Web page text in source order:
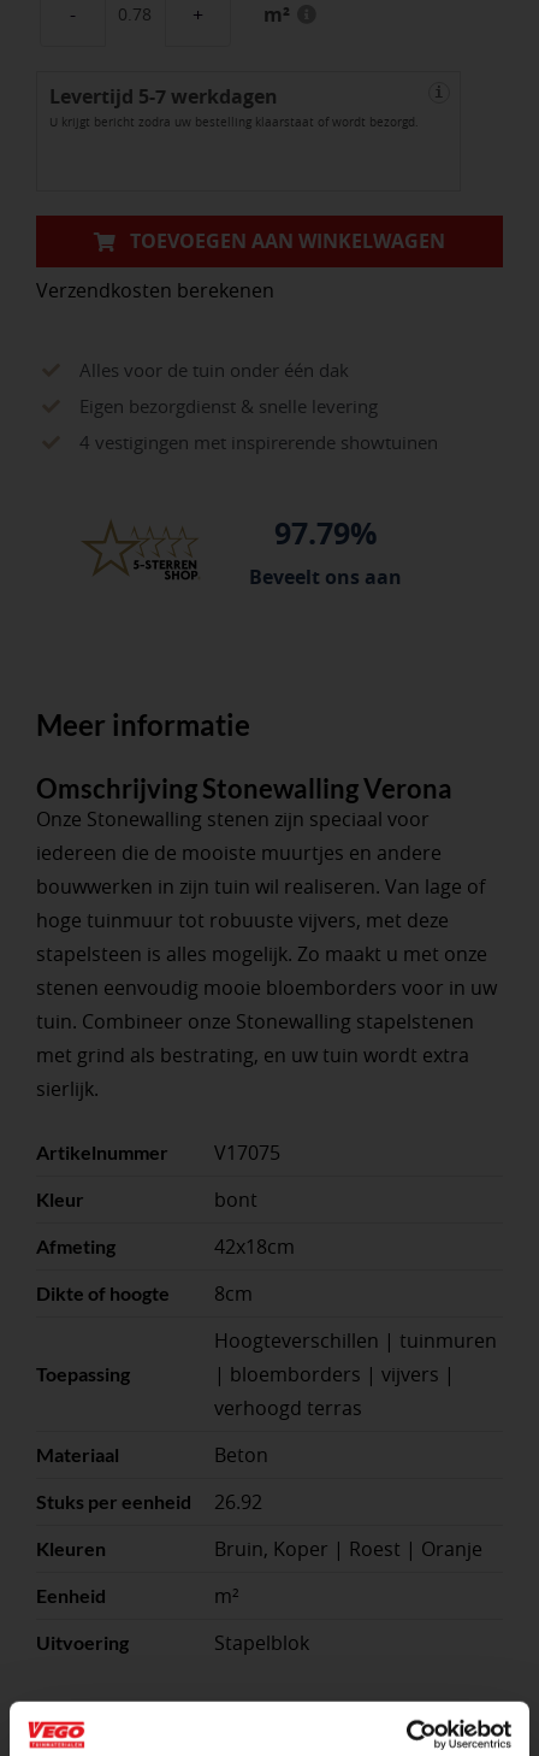
Stonewalling
aantal
m²
Levertijd 5-7 werkdagen
U krijgt bericht zodra uw bestelling klaarstaat of wordt bezorgd.
i
TOEVOEGEN AAN WINKELWAGEN
Verzendkosten berekenen
Alles voor de tuin onder één dak
Eigen bezorgdienst & snelle levering
4 vestigingen met inspirerende showtuinen
97.79%
Beveelt ons aan
Meer informatie
Omschrijving Stonewalling Verona
Onze Stonewalling stenen zijn speciaal voor
iedereen die de mooiste muurtjes en andere
bouwwerken in zijn tuin wil realiseren. Van lage of
hoge tuinmuur tot robuuste vijvers, met deze
stapelsteen is alles mogelijk. Zo maakt u met onze
stenen eenvoudig mooie bloemborders voor in uw
tuin. Combineer onze Stonewalling stapelstenen
met grind als bestrating, en uw tuin wordt extra
sierlijk.
Artikelnummer V17075
Kleur bont
Afmeting 42x18cm
Dikte of hoogte 8cm
Toepassing
Hoogteverschillen | tuinmuren
| bloemborders | vijvers |
verhoogd terras
Materiaal Beton
Stuks per eenheid 26.92
Kleuren Bruin, Koper | Roest | Oranje
Eenheid m²
Uitvoering Stapelblok